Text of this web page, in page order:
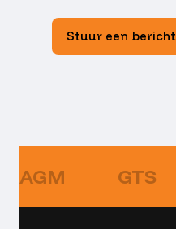
Stuur een bericht
AGM GTS